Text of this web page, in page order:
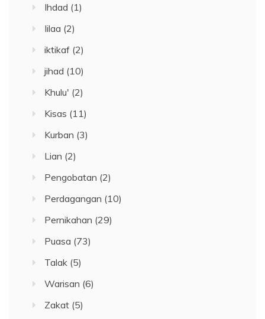
Ihdad (1)
Iilaa (2)
iktikaf (2)
jihad (10)
Khulu' (2)
Kisas (11)
Kurban (3)
Lian (2)
Pengobatan (2)
Perdagangan (10)
Pernikahan (29)
Puasa (73)
Talak (5)
Warisan (6)
Zakat (5)